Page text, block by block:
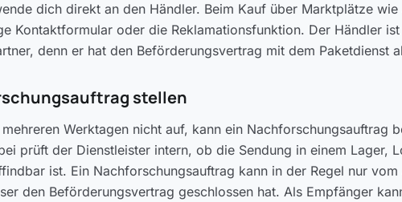
dich direkt an den Händler. Beim Kauf über Marktplätze
Kontaktformular oder die Reklamationsfunktion. Der Händler
denn er hat den Beförderungsvertrag mit dem Paketdienst
stellen
Werktagen nicht auf, kann ein Nachforschungsauftrag
prüft der Dienstleister intern, ob die Sendung in einem Lager,
ist. Ein Nachforschungsauftrag kann in der Regel nur vom
den Beförderungsvertrag geschlossen hat. Als Empfänger